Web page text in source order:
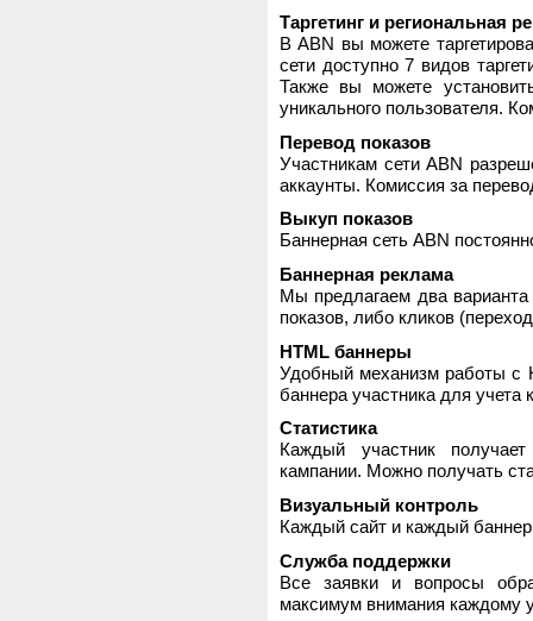
Таргетинг и региональная
В ABN вы можете
сети доступно 7 видов
Также вы можете
уникального пользователя.
Перевод показов
Участникам сети ABN
аккаунты. Комиссия за
Выкуп показов
Баннерная сеть ABN
Баннерная реклама
Мы предлагаем два
показов, либо кликов
HTML баннеры
Удобный механизм работы с
баннера участника для
Статистика
Каждый участник
кампании. Можно получать
Визуальный контроль
Каждый сайт и каждый
Служба поддержки
Все заявки и вопросы
максимум внимания каждому